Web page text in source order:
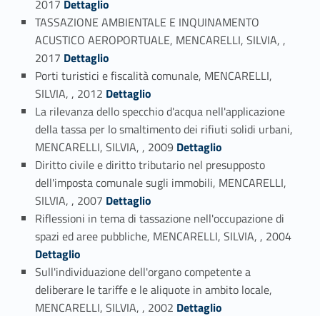
2017 Dettaglio
TASSAZIONE AMBIENTALE E INQUINAMENTO
ACUSTICO AEROPORTUALE, MENCARELLI, SILVIA, ,
2017 Link identifier #identifier_person_155415-6Dettaglio
Porti turistici e fiscalità comunale, MENCARELLI,
SILVIA, , 2012 Link identifier #identifier_person_131248-7Dettaglio
La rilevanza dello specchio d'acqua nell'applicazione
della tassa per lo smaltimento dei rifiuti solidi urbani,
MENCARELLI, SILVIA, , 2009 Link identifier #identifier_person_27459-8Dettaglio
Diritto civile e diritto tributario nel presupposto
dell'imposta comunale sugli immobili, MENCARELLI,
SILVIA, , 2007 Link identifier #identifier_person_189543-9Dettaglio
Riflessioni in tema di tassazione nell'occupazione di
spazi ed aree pubbliche, MENCARELLI, SILVIA, , 2004
Dettaglio
Sull'individuazione dell'organo competente a
deliberare le tariffe e le aliquote in ambito locale,
MENCARELLI, SILVIA, , 2002 Link identifier #identifier_person_3397-11
Dettaglio